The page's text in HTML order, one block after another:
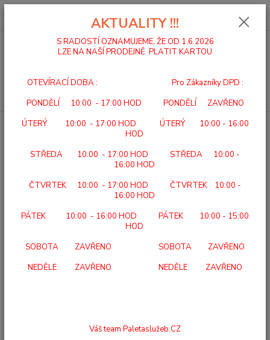
0,00 Kč
Úvod DOMÁCÍ A ÚSTAVNÍ PÉČE
BEURER EM 38 Svalový
BEURER EM 38 Svalový
elektrostimulátor
AKTUALITY !!!
S RADOSTÍ OZNAMUJEME, ŽE OD 1.6.2026
LZE NA NAŠÍ PRODEJNĚ PLATIT KARTOU
OTEVÍRACÍ DOBA : Pro Zákazníky DPD :
PONDĚLÍ 10:00 - 17:00 HOD PONDĚLÍ ZAVŘENO
ÚTERÝ 10:00 - 17:00 HOD ÚTERÝ 10:00 - 16:00
HOD
STŘEDA 10:00 - 17:00 HOD STŘEDA 10:00 -
16:00 HOD
ČTVRTEK 10:00 - 17:00 HOD ČTVRTEK 10:00 -
16:00 HOD
PÁTEK 10:00 - 16:00 HOD PÁTEK 10:00 - 15:00
HOD
SOBOTA ZAVŘENO SOBOTA ZAVŘENO
NEDĚLE ZAVŘENO NEDĚLE ZAVŘENO
Váš team Paletaslužeb.CZ